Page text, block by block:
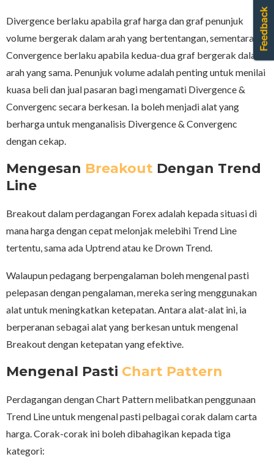
Divergence berlaku apabila graf harga dan graf penunjuk
volume bergerak dalam arah yang bertentangan, sementara
Convergence berlaku apabila kedua-dua graf bergerak dalam
arah yang sama. Penunjuk volume adalah penting untuk menilai
kuasa beli dan jual pasaran bagi mengamati Divergence &
Convergenc secara berkesan. Ia boleh menjadi alat yang
berharga untuk menganalisis Divergence & Convergenc
dengan cekap.
Mengesan Breakout Dengan Trend
Line
Breakout dalam perdagangan Forex adalah kepada situasi di
mana harga dengan cepat melonjak melebihi Trend Line
tertentu, sama ada Uptrend atau ke Drown Trend.
Walaupun pedagang berpengalaman boleh mengenal pasti
pelepasan dengan pengalaman, mereka sering menggunakan
alat untuk meningkatkan ketepatan. Antara alat-alat ini, ia
berperanan sebagai alat yang berkesan untuk mengenal
Breakout dengan ketepatan yang efektive.
Mengenal Pasti Chart Pattern
Perdagangan dengan Chart Pattern melibatkan penggunaan
Trend Line untuk mengenal pasti pelbagai corak dalam carta
harga. Corak-corak ini boleh dibahagikan kepada tiga
kategori: